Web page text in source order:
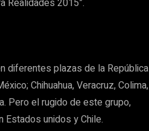
Realidades 2015”.
diferentes plazas de la República
Chihuahua, Veracruz, Colima,
Pero el rugido de este grupo,
unidos y Chile.